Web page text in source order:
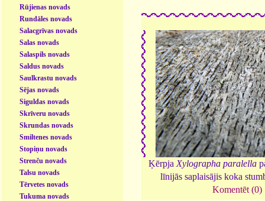
Rūjienas novads
Rundāles novads
Salacgrīvas novads
Salas novads
Salaspils novads
Saldus novads
Saulkrastu novads
Sējas novads
Siguldas novads
Skrīveru novads
Skrundas novads
Smiltenes novads
Stopiņu novads
Strenču novads
Talsu novads
Tērvetes novads
Tukuma novads
Ķērpja Xylographa paralella
līnijās saplaisājis koka
Komentēt (0)